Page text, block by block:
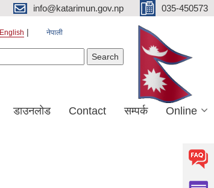
info@katarimun.gov.np 035-450573
English नेपाली
डाउनलोड Contact सम्पर्क Online